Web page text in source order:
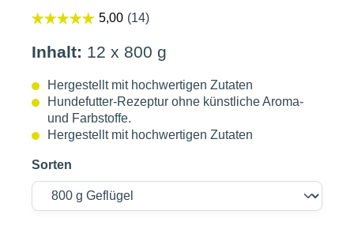
Inhalt: 12 x 800 g
Hergestellt mit hochwertigen Zutaten
Hundefutter-Rezeptur ohne künstliche Aroma-
und Farbstoffe.
Hergestellt mit hochwertigen Zutaten
Sorten